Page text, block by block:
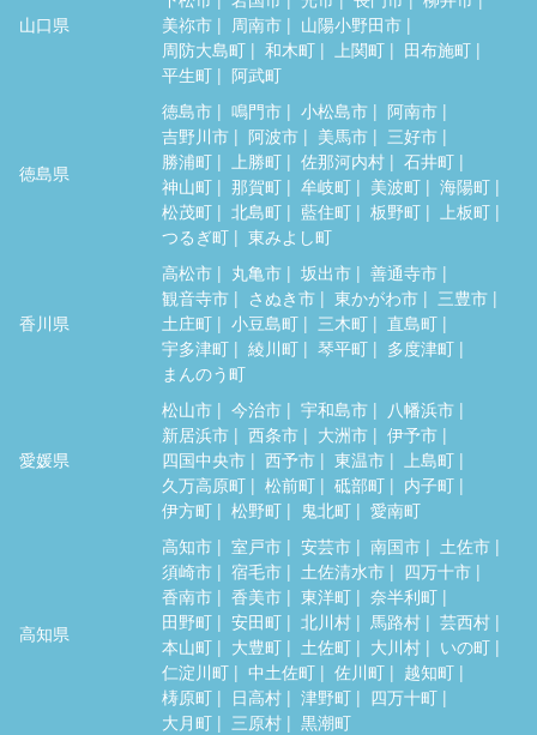
山口県
美祢市
周南市
山陽小野田市
周防大島町
和木町 上関町
田布施町
平生町
阿武町
徳島県
徳島市 鳴門市 小松島市
阿南市
吉野川市
阿波市 美馬市
三好市
勝浦町
上勝町 佐那河内村
石井町
神山町
那賀町 牟岐町 美波町
海陽町
松茂町
北島町 藍住町 板野町
上板町
つるぎ町
東みよし町
香川県
高松市 丸亀市 坂出市
善通寺市
観音寺市
さぬき市 東かがわ市
三豊市
土庄町
小豆島町 三木町
直島町
宇多津町
綾川町 琴平町
多度津町
まんのう町
愛媛県
松山市 今治市 宇和島市
八幡浜市
新居浜市
西条市 大洲市
伊予市
四国中央市
西予市 東温市
上島町
久万高原町
松前町 砥部町
内子町
伊方町
松野町 鬼北町 愛南町
高知県
高知市 室戸市 安芸市 南国市
土佐市
須崎市
宿毛市 土佐清水市
四万十市
香南市
香美市 東洋町
奈半利町
田野町
安田町 北川村 馬路村
芸西村
本山町
大豊町 土佐町 大川村
いの町
仁淀川町
中土佐町 佐川町
越知町
梼原町
日高村 津野町
四万十町
大月町
三原村 黒潮町